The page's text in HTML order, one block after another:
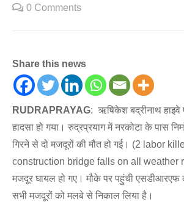
0 Comments
Share this news
RUDRAPRAYAG: ऋषिकेश बद्रीनाथ हाइवे
हादसा हो गया। रुद्रप्रयाग में नरकोटा के पास
गिरने से दो मजदूरों की मौत हो गई। (2 labor
construction bridge falls on all weather
मजदूर घायल हो गए। मौके पर पहुंची एसडीआरएफ
सभी मजदूरों को मलबे से निकाल लिया है।